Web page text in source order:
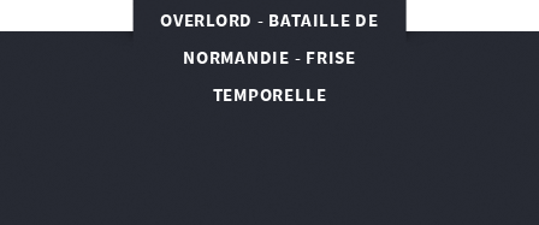
OVERLORD - BATAILLE DE
NORMANDIE - FRISE
TEMPORELLE